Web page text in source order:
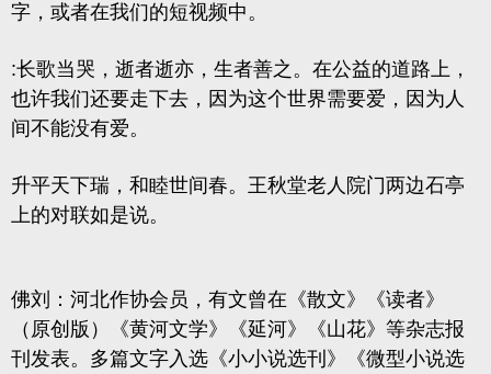
字，或者在我们的短视频中。
:长歌当哭，逝者逝亦，生者善之。在公益的道路上，
也许我们还要走下去，因为这个世界需要爱，因为人
间不能没有爱。
升平天下瑞，和睦世间春。王秋堂老人院门两边石亭
上的对联如是说。
佛刘：河北作协会员，有文曾在《散文》《读者》
（原创版）《黄河文学》《延河》《山花》等杂志报
刊发表。多篇文字入选《小小说选刊》《微型小说选